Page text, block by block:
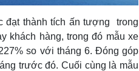
đạt thành tích ấn tượng trong
khách hàng, trong đó mẫu xe
so với tháng 6. Đóng góp
trước đó. Cuối cùng là mẫu